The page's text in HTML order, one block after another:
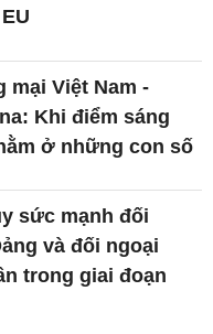
mại Việt Nam -
Khi điểm sáng
ở những con số
sức mạnh đối
và đối ngoại
trong giai đoạn